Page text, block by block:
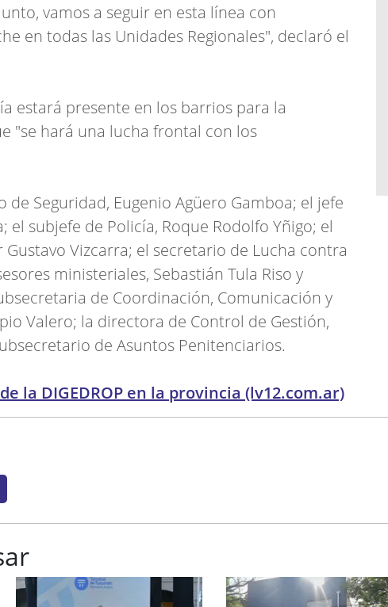
vamos a seguir en esta línea con
en todas las Unidades Regionales", declaró el
estará presente en los barrios para la
"se hará una lucha frontal con los
Seguridad, Eugenio Agüero Gamboa; el jefe
el subjefe de Policía, Roque Rodolfo Yñigo; el
Vizcarra; el secretario de Lucha contra
ministeriales, Sebastián Tula Riso y
de Coordinación, Comunicación y
Valero; la directora de Control de Gestión,
de Asuntos Penitenciarios.
la DIGEDROP en la provincia (lv12.com.ar)